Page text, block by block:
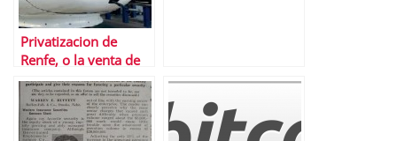
Privatizacion de
Renfe, o la venta de
las joyas de la abuela